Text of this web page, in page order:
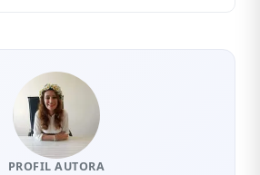
PROFIL AUTORA